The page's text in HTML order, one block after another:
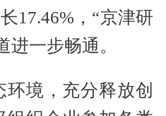
17.46%，“京津研
进一步畅通。
境，充分释放创